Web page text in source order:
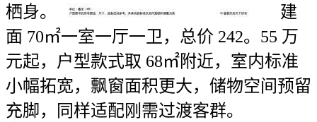
栖身。
建
面 70㎡一室一厅一卫，总价 242。55 万
元起，户型款式取 68㎡附近，室内标准
小幅拓宽，飘窗面积更大，储物空间预留
充脚，同样适配刚需过渡客群。